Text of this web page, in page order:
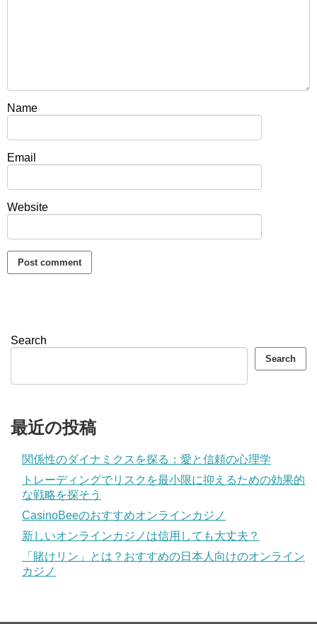
Name
Email
Website
Search
Search
最近の投稿
関係性のダイナミクスを探る：愛と信頼の心理学
トレーディングでリスクを最小限に抑えるための効果的
な戦略を探そう
CasinoBeeのおすすめオンラインカジノ
新しいオンラインカジノは信用しても大丈夫？
「賭けリン」とは？おすすめの日本人向けのオンライン
カジノ